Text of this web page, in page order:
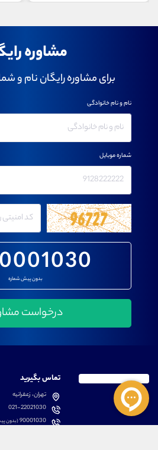
مشاوره
برای مشاوره رایگان نام و
بدون پیش شماره
نام و نام خانوادگی
شماره موبایل
تماس بگیرید
تهران، زعفرانیه
021-22021030
90001030(بدون